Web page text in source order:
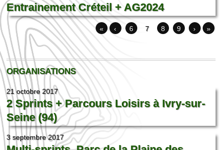
Entrainement Créteil + AG2024
« ‹ 6 7 8 9 › »
ORGANISATIONS
21 octobre 2017
2 Sprints + Parcours Loisirs à Ivry-sur-
Seine (94)
3 septembre 2017